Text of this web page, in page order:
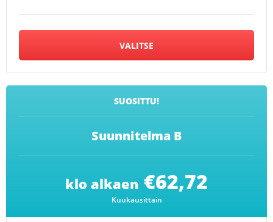
VALITSE
SUOSITTU!
Suunnitelma B
klo alkaen €62,72
Kuukausittain